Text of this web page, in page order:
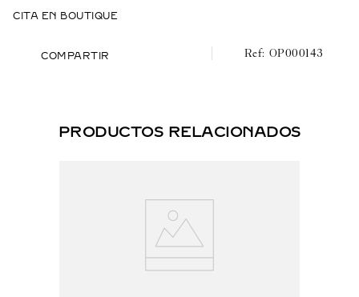
CITA EN BOUTIQUE
COMPARTIR OP000143
PRODUCTOS RELACIONADOS